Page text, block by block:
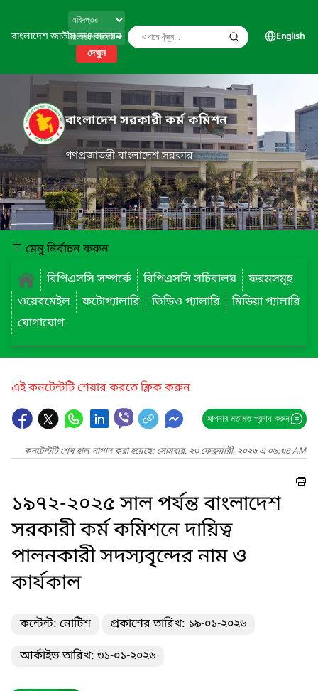
বাংলাদেশ জাতীয় তথ্য বাতায়ন
দেখুন
English
বাংলাদেশ সরকারী কর্ম কমিশন
গণপ্রজাতন্ত্রী বাংলাদেশ সরকার
মেনু নির্বাচন করুন
বিপিএসসি সম্পর্কে
বিপিএসসি সচিবালয়
ফরমসমূহ
ওয়েবমেইল
ফটোগ্যালারি ভিডিও গ্যালারি
মিডিয়া গ্যালারি
যোগাযোগ
এই কনটেন্টটি শেয়ার করতে ক্লিক করুন
আপনার মতামত প্রদান করুন
কনটেন্টটি শেষ হাল-নাগাদ করা হয়েছে: সোমবার, ২৩ ফেব্রুয়ারী, ২০২৬ এ ০৯:৩৪ AM
১৯৭২-২০২৫ সাল পর্যন্ত বাংলাদেশ
সরকারী কর্ম কমিশনে দায়িত্ব
পালনকারী সদস্যবৃন্দের নাম ও
কার্যকাল
কন্টেন্ট: নোটিশ প্রকাশের তারিখ: ১৯-০১-২০২৬
আর্কাইভ তারিখ: ৩১-০১-২০২৬